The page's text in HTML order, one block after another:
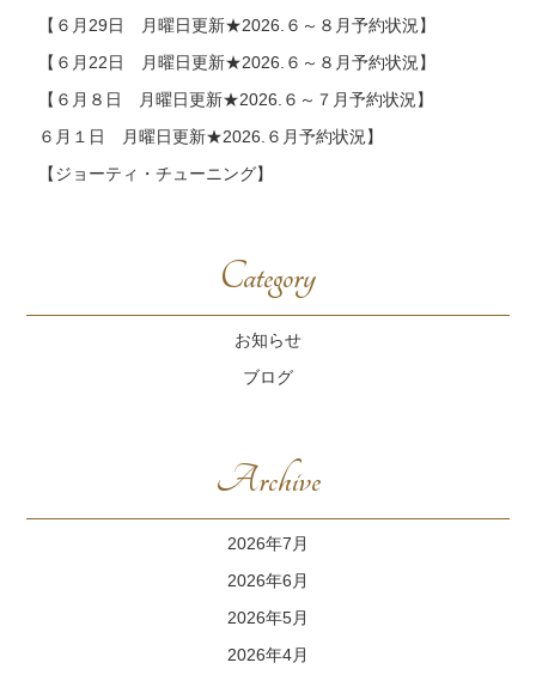
【６月29日 月曜日更新★2026.６～８月予約状況】
【６月22日 月曜日更新★2026.６～８月予約状況】
【６月８日 月曜日更新★2026.６～７月予約状況】
６月１日 月曜日更新★2026.６月予約状況】
【ジョーティ・チューニング】
Category
お知らせ
ブログ
Archive
2026年7月
2026年6月
2026年5月
2026年4月